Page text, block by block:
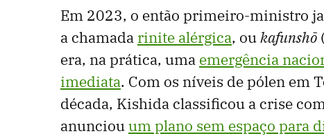
Em 2023, o então primeiro-ministro
a chamada rinite alérgica, oukafunshō
era, na prática, uma emergência
imediata. Com os níveis de pólen em
década, Kishida classificou a crise
anunciouum plano sem espaço para